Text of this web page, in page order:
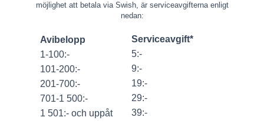
möjlighet att betala via Swish, är serviceavgifterna enligt
nedan:
Avibelopp
1-100:-
101-200:-
201-700:-
701-1 500:-
1 501:- och uppåt
Serviceavgift*
5:-
9:-
19:-
29:-
39:-